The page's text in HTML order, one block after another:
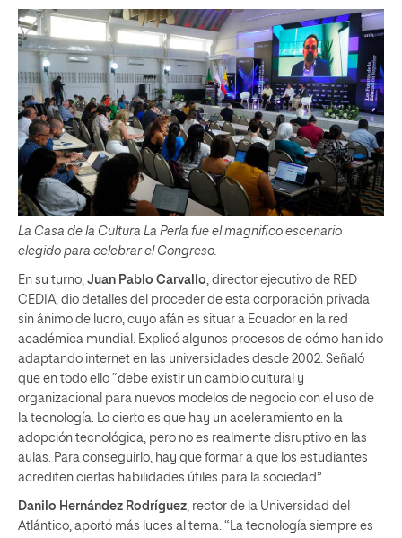
La Casa de la Cultura La Perla fue el magnifico escenario
elegido para celebrar el Congreso.
En su turno, Juan Pablo Carvallo, director ejecutivo de RED
CEDIA, dio detalles del proceder de esta corporación privada
sin ánimo de lucro, cuyo afán es situar a Ecuador en la red
académica mundial. Explicó algunos procesos de cómo han ido
adaptando internet en las universidades desde 2002. Señaló
que en todo ello “debe existir un cambio cultural y
organizacional para nuevos modelos de negocio con el uso de
la tecnología. Lo cierto es que hay un aceleramiento en la
adopción tecnológica, pero no es realmente disruptivo en las
aulas. Para conseguirlo, hay que formar a que los estudiantes
acrediten ciertas habilidades útiles para la sociedad”.
Danilo Hernández Rodríguez, rector de la Universidad del
Atlántico, aportó más luces al tema. “La tecnología siempre es